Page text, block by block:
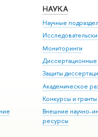
НАУКА
Научные
Мониторинги
Защиты
Академическое
Конкурсы и гранты
Внешние научно-
ресурсы